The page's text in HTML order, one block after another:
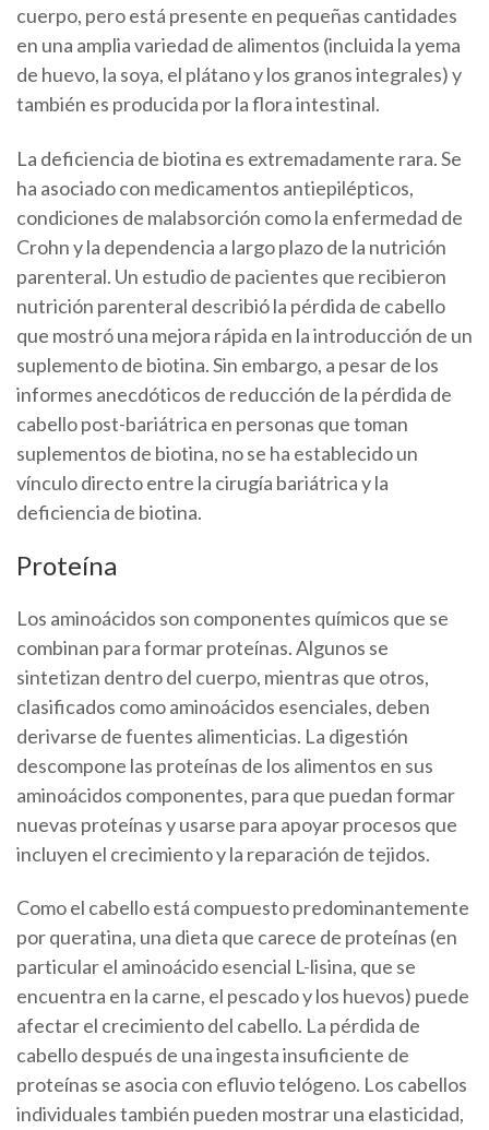
cuerpo, pero está presente en pequeñas cantidades
en una amplia variedad de alimentos (incluida la yema
de huevo, la soya, el plátano y los granos integrales) y
también es producida por la flora intestinal.
La deficiencia de biotina es extremadamente rara. Se
ha asociado con medicamentos antiepilépticos,
condiciones de malabsorción como la enfermedad de
Crohn y la dependencia a largo plazo de la nutrición
parenteral. Un estudio de pacientes que recibieron
nutrición parenteral describió la pérdida de cabello
que mostró una mejora rápida en la introducción de un
suplemento de biotina. Sin embargo, a pesar de los
informes anecdóticos de reducción de la pérdida de
cabello post-bariátrica en personas que toman
suplementos de biotina, no se ha establecido un
vínculo directo entre la cirugía bariátrica y la
deficiencia de biotina.
Proteína
Los aminoácidos son componentes químicos que se
combinan para formar proteínas. Algunos se
sintetizan dentro del cuerpo, mientras que otros,
clasificados como aminoácidos esenciales, deben
derivarse de fuentes alimenticias. La digestión
descompone las proteínas de los alimentos en sus
aminoácidos componentes, para que puedan formar
nuevas proteínas y usarse para apoyar procesos que
incluyen el crecimiento y la reparación de tejidos.
Como el cabello está compuesto predominantemente
por queratina, una dieta que carece de proteínas (en
particular el aminoácido esencial L-lisina, que se
encuentra en la carne, el pescado y los huevos) puede
afectar el crecimiento del cabello. La pérdida de
cabello después de una ingesta insuficiente de
proteínas se asocia con efluvio telógeno. Los cabellos
individuales también pueden mostrar una elasticidad,